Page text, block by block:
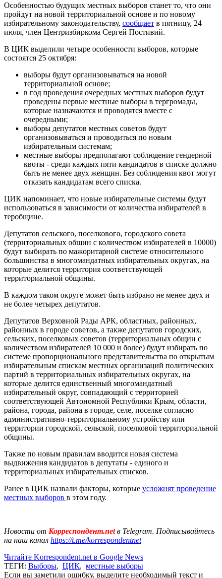
Особенностью будущих местных выборов станет то, что они
пройдут на новой территориальной основе и по новому
избирательному законодательству, сообщает в пятницу, 24
июля, член Центризбиркома Сергей Постивий.
В ЦИК выделили четыре особенности выборов, которые
состоятся 25 октября:
выборы будут организовываться на новой
территориальной основе;
в год проведения очередных местных выборов будут
проведены первые местные выборы в тергромады,
которые назначаются и проводятся вместе с
очередными;
выборы депутатов местных советов будут
организовываться и проводиться по новым
избирательным системам;
местные выборы предполагают соблюдение гендерной
квоты - среди каждых пяти кандидатов в списке должно
быть не менее двух женщин. Без соблюдения квот могут
отказать кандидатам всего списка.
ЦИК напоминает, что новые избирательные системы будут
использоваться в зависимости от количества избирателей в
теробщине.
Депутатов сельского, поселкового, городского совета
(территориальных общин с количеством избирателей в 10000)
будут выбирать по мажоритарной системе относительного
большинства в многомандатных избирательных округах, на
которые делится территория соответствующей
территориальной общины.
В каждом таком округе может быть избрано не менее двух и
не более четырех депутатов.
Депутатов Верховной Рады АРК, областных, районных,
районных в городе советов, а также депутатов городских,
сельских, поселковых советов (территориальных общин с
количеством избирателей 10 000 и более) будут избирать по
системе пропорционального представительства по открытым
избирательным спискам местных организаций политических
партий в территориальных избирательных округах, на
которые делится единственный многомандатный
избирательный округ, совпадающий с территорией
соответствующей Автономной Республики Крым, области,
района, города, района в городе, селе, поселке согласно
административно-территориальному устройству или
территории городской, сельской, поселковой территориальной
общины.
Также по новым правилам вводится новая система
выдвижения кандидатов в депутаты - единого и
территориальных избирательных списков.
Ранее в ЦИК назвали факторы, которые усложнят проведение
местных выборов в этом году.
Новости от Корреспондент.netв Telegram. Подписывайтесь
на наш канал https://t.me/korrespondentnet
Читайте Korrespondent.net в Google News
ТЕГИ: Выборы, ЦИК, местные выборы
Если вы заметили ошибку, выделите необходимый текст и